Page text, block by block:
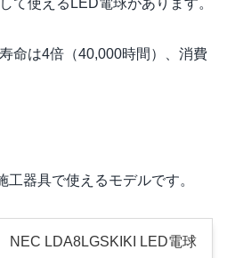
て使えるLED電球があります。
命は4倍（40,000時間）、消費
器具で使えるモデルです。
NEC LDA8LGSKIKI LED電球